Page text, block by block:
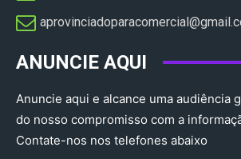
ANUNCIE AQUI
Anuncie aqui e alcance uma audiência
do nosso compromisso com a
Contate-nos nos telefones abaixo